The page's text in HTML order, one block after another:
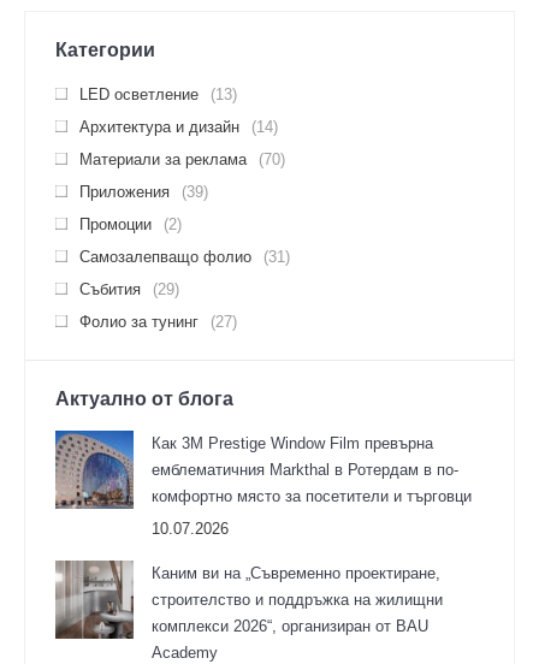
Категории
LED осветление
(13)
Архитектура и дизайн
(14)
Материали за реклама
(70)
Приложения
(39)
Промоции
(2)
Самозалепващо фолио
(31)
Събития
(29)
Фолио за тунинг
(27)
Актуално от блога
Как 3M Prestige Window Film превърна
емблематичния Markthal в Ротердам в по-
комфортно място за посетители и търговци
10.07.2026
Каним ви на „Съвременно проектиране,
строителство и поддръжка на жилищни
комплекси 2026“, организиран от BAU
Academy